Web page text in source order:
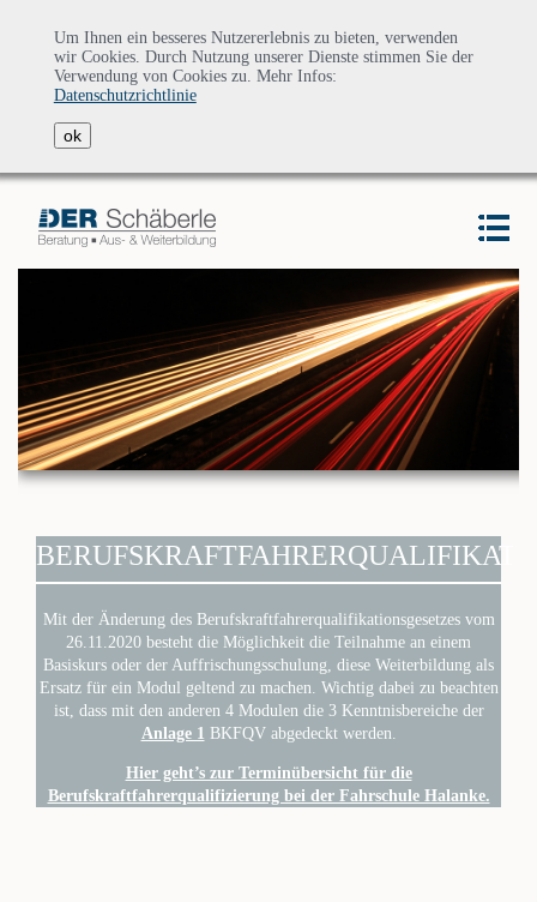
Um Ihnen ein besseres Nutzererlebnis zu bieten, verwenden
wir Cookies. Durch Nutzung unserer Dienste stimmen Sie der
Verwendung von Cookies zu. Mehr Infos:
Datenschutzrichtlinie
Mit der Änderung des Berufskraftfahrerqualifikationsgesetzes vom
26.11.2020 besteht die Möglichkeit die Teilnahme an einem
Basiskurs oder der Auffrischungsschulung, diese Weiterbildung als
Ersatz für ein Modul geltend zu machen. Wichtig dabei zu beachten
ist, dass mit den anderen 4 Modulen die 3 Kenntnisbereiche der
Anlage 1 BKFQV abgedeckt werden.
Hier geht’s zur Terminübersicht für die
Berufskraftfahrerqualifizierung bei der Fahrschule Halanke.